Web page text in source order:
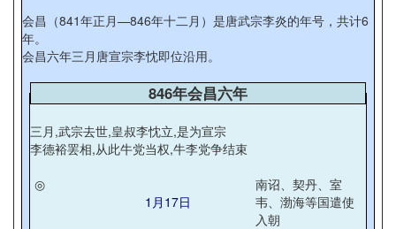
会昌（841年正月—846年十二月）是唐武宗李炎的年号，共计6
年。
会昌六年三月唐宣宗李忱即位沿用。
846年会昌六年
三月,武宗去世,皇叔李忱立,是为宣宗
李德裕罢相,从此牛党当权,牛李党争结束
◎
1月17日
南诏、契丹、室
韦、渤海等国遣使
入朝